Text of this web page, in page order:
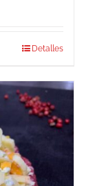
Detalles